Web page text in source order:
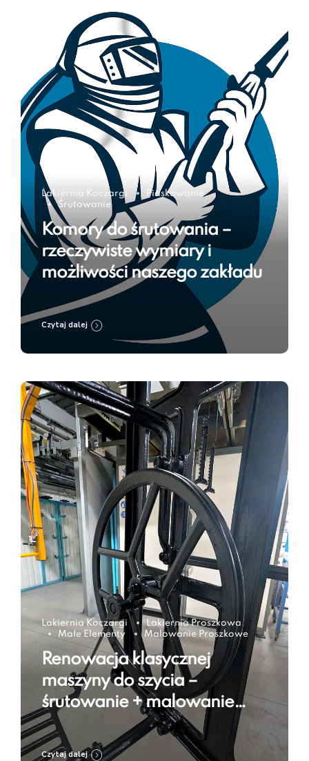
Lakiernia Koczargi
Piaskowanie
Śrutowanie
Komory do śrutowania –
rzeczywiste wymiary i
możliwości naszego zakładu
Czytaj dalej
Lakiernia Koczargi
Lakiernia Proszkowa
Małe Elementy
Malowanie Proszkowe
Renowacja klasycznej
maszyny do szycia –
śrutowanie + malowanie
proszkowe w kolorze Jet
Black RAL 9005
Czytaj dalej